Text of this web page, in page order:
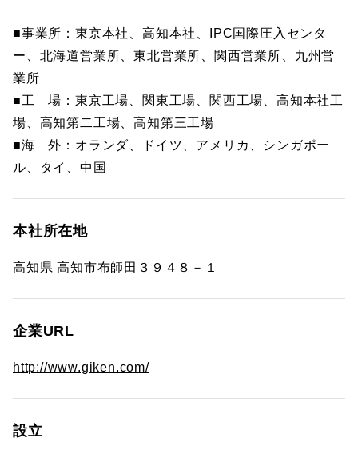
■事業所：東京本社、高知本社、IPC国際圧入センタ
ー、北海道営業所、東北営業所、関西営業所、九州営
業所
■工 場：東京工場、関東工場、関西工場、高知本社工
場、高知第二工場、高知第三工場
■海 外：オランダ、ドイツ、アメリカ、シンガポー
ル、タイ、中国
本社所在地
高知県 高知市布師田３９４８－１
企業URL
http://www.giken.com/
設立